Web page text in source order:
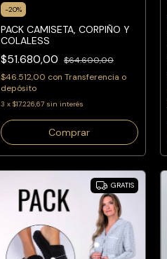
-20%
PACK CAMISETA, CORPIÑO Y
COLALESS
$51.680,00 $64.600,00
$46.512,00 con Transferencia o
depósito
3 x $17.226,67 sin interés
Comprar
GRATIS